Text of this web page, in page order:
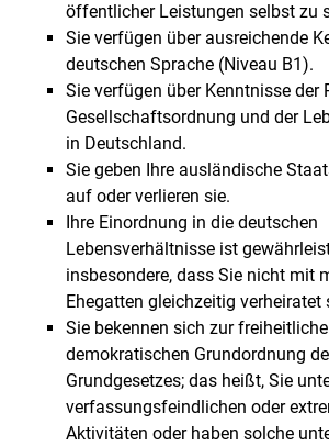
öffentlicher Leistungen selbst zu
Sie verfügen über ausreichende
deutschen Sprache (Niveau B1).
Sie verfügen über Kenntnisse der
Gesellschaftsordnung und der
in Deutschland.
Sie geben Ihre ausländische
auf oder verlieren sie.
Ihre Einordnung in die deutschen
Lebensverhältnisse ist
insbesondere, dass Sie nicht mit
Ehegatten gleichzeitig verheiratet
Sie bekennen sich zur
demokratischen Grundordnung
Grundgesetzes; das heißt, Sie
verfassungsfeindlichen oder
Aktivitäten oder haben solche